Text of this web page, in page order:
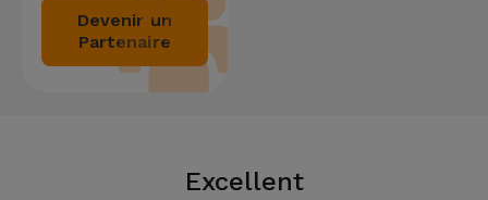
Devenir un
Partenaire
Excellent